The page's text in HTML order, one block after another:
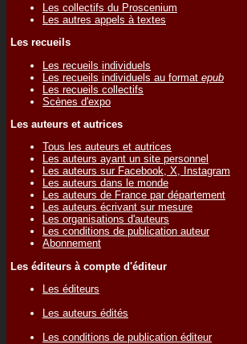
Les collectifs du Proscenium
Les autres appels à textes
Les recueils
Les recueils individuels
Les recueils individuels au format epub
Les recueils collectifs
Scènes d'expo
Les auteurs et autrices
Tous les auteurs et autrices
Les auteurs ayant un site personnel
Les auteurs sur Facebook, X, Instagram
Les auteurs dans le monde
Les auteurs de France par département
Les auteurs écrivant sur mesure
Les organisations d'auteurs
Les conditions de publication auteur
Abonnement
Les éditeurs à compte d'éditeur
Les éditeurs
Les auteurs édités
Les conditions de publication éditeur